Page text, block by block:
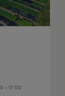
- 17:00